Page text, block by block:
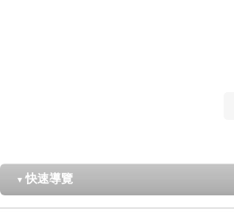
▼ 快速導覽